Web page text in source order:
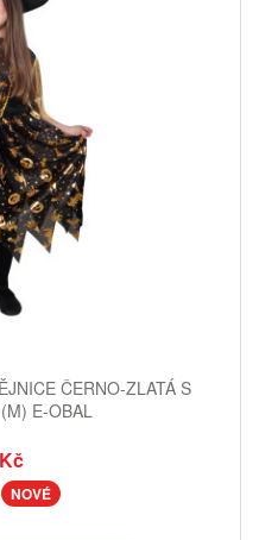
ČERNO-ZLATÁ S
E-OBAL
NOVÉ